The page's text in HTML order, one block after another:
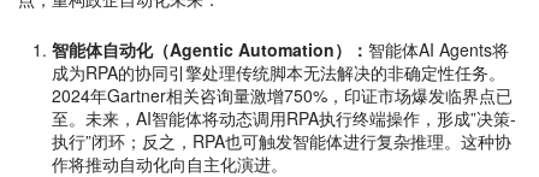
智能体自动化（Agentic Automation）： 智能体AI Agents将
成为RPA的协同引擎处理传统脚本无法解决的非确定性任务。
2024年Gartner相关咨询量激增750%，印证市场爆发临界点已
至。未来，AI智能体将动态调用RPA执行终端操作，形成”决策-
执行”闭环；反之，RPA也可触发智能体进行复杂推理。这种协
作将推动自动化向自主化演进。